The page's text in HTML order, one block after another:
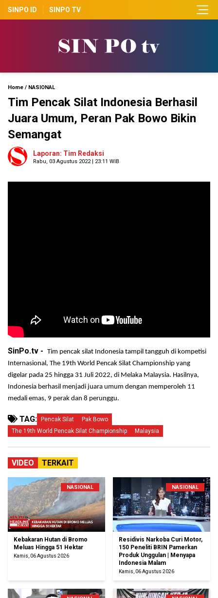
SINPO ID SINPO TV
Home / NASIONAL
Tim Pencak Silat Indonesia Berhasil
Juara Umum, Peran Pak Bowo Bikin
Semangat
Laporan: Tim Redaksi
Rabu, 03 Agustus 2022 | 23:11 WIB
SinPo.tv - Tim pencak silat Indonesia tampil tangguh di kompetisi
Internasional, The 19th World Pencak Silat Championship yang
digelar pada 25 hingga 31 Juli 2022, di Melaka Malaysia. Hasilnya,
Indonesia berhasil menjadi juara umum dengan memperoleh 11
medali emas, 9 perak dan 8 perunggu.
TAG: Pencak Silat
Pak Bowo
The 19th World Pencak Silat Championship
Malaysia
VIDEO TERKAIT
NASIONAL
Kebakaran Hutan di Bromo
Meluas Hingga 51 Hektar
Kamis, 06 Agustus 2026
NASIONAL
Residivis Narkoba Curi Motor,
150 Peneliti BRIN Pamerkan
Produk Unggulan | Menyapa
Indonesia Malam
Kamis, 06 Agustus 2026